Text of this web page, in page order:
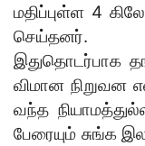
மதிப்புள்ள 4
செய்தனர்.
இதுதொடர்பாக
விமான நிறுவன
வந்த
பேரையும் சுங்க